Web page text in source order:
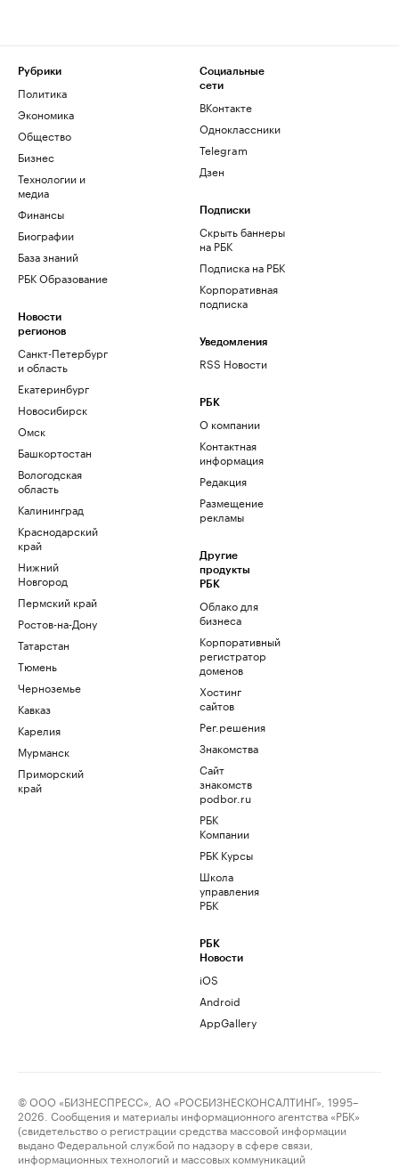
Рубрики
Политика
Экономика
Общество
Бизнес
Технологии и
медиа
Финансы
Биографии
База знаний
РБК Образование
Новости
регионов
Санкт-Петербург
и область
Екатеринбург
Новосибирск
Омск
Башкортостан
Вологодская
область
Калининград
Краснодарский
край
Нижний
Новгород
Пермский край
Ростов-на-Дону
Татарстан
Тюмень
Черноземье
Кавказ
Карелия
Мурманск
Приморский
край
Социальные
сети
ВКонтакте
Одноклассники
Telegram
Дзен
Подписки
Скрыть баннеры
на РБК
Подписка на РБК
Корпоративная
подписка
Уведомления
RSS Новости
РБК
О компании
Контактная
информация
Редакция
Размещение
рекламы
Другие
продукты
РБК
Облако для
бизнеса
Корпоративный
регистратор
доменов
Хостинг
сайтов
Рег.решения
Знакомства
Сайт
знакомств
podbor.ru
РБК
Компании
РБК Курсы
Школа
управления
РБК
РБК
Новости
iOS
Android
AppGallery
© ООО «БИЗНЕСПРЕСС», АО «РОСБИЗНЕСКОНСАЛТИНГ», 1995–
2026. Сообщения и материалы информационного агентства «РБК»
(свидетельство о регистрации средства массовой информации
выдано Федеральной службой по надзору в сфере связи,
информационных технологий и массовых коммуникаций